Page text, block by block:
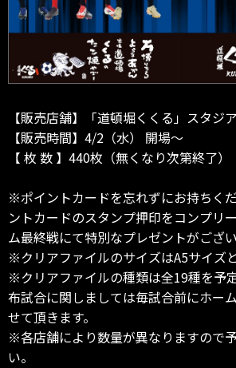
【販売店舗】「道頓堀くくる」スタジ
【販売時間】4/2（水） 開場～
【 枚 数 】440枚（無くなり次第終了）
※ポイントカードを忘れずにお持ちく
ントカードのスタンプ押印をコンプリ
ム最終戦にて特別なプレゼントがござ
※クリアファイルのサイズはA5サイズと
※クリアファイルの種類は全19種を予
布試合に関しましては毎試合前にホー
せて頂きます。
※各店舗により数量が異なりますので
い。